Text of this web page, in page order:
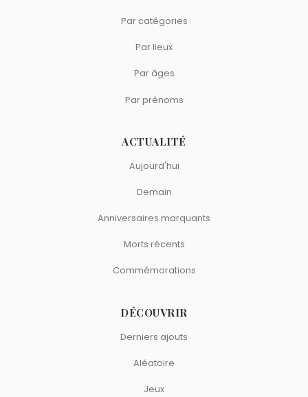
Par catégories
Par lieux
Par âges
Par prénoms
ACTUALITÉ
Aujourd'hui
Demain
Anniversaires marquants
Morts récents
Commémorations
DÉCOUVRIR
Derniers ajouts
Aléatoire
Jeux